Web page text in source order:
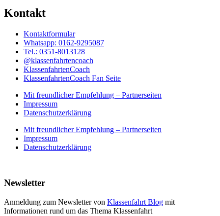
Kontakt
Kontaktformular
Whatsapp: 0162-9295087
Tel.: 0351-8013128
@klassenfahrtencoach
KlassenfahrtenCoach
KlassenfahrtenCoach Fan Seite
Mit freundlicher Empfehlung – Partnerseiten
Impressum
Datenschutzerklärung
Mit freundlicher Empfehlung – Partnerseiten
Impressum
Datenschutzerklärung
Newsletter
Anmeldung zum Newsletter von Klassenfahrt Blog mit
Informationen rund um das Thema Klassenfahrt